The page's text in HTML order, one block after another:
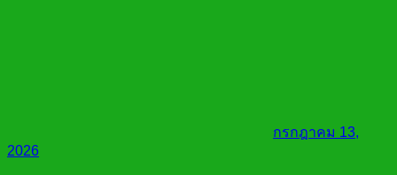
กรกฎาคม 13,
2026